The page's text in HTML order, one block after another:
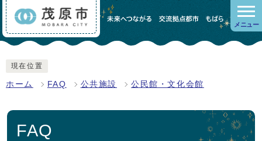
メニュー
現在位置
ホーム FAQ 公共施設 公民館・文化会館
FAQ